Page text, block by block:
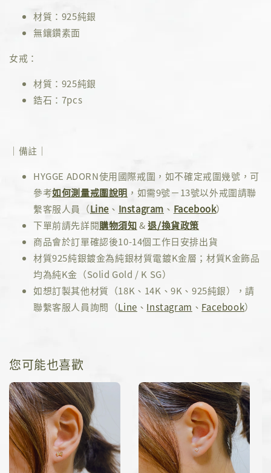
材質：925純銀
無鑲鑽素面
女戒：
材質：925純銀
鋯石：7pcs
｜備註｜
HYGGE ADORN使用國際戒圍，如不確定戒圍幾號，可
參考如何測量戒圍說明 ，如需9號－13號以外戒圍請聯
繫客服人員（Line 、 Instagram 、 Facebook）
下單前請先詳閱購物須知&退/換貨政策
商品會於訂單確認後10-14個工作日安排出貨
材質925純銀鍍金為純銀材質電鍍K金層；材質K金飾品
均為純K金（Solid Gold / K SG）
如想訂製其他材質（18K、14K、9K、925純銀），請
聯繫客服人員詢問（Line 、 Instagram 、 Facebook）
您可能也喜歡